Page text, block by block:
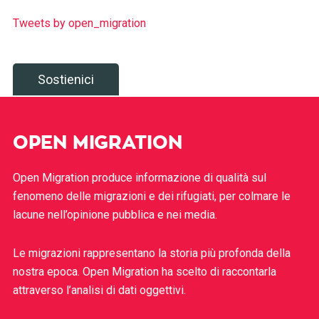
Tweets by open_migration
Sostienici
OPEN MIGRATION
Open Migration produce informazione di qualità sul
fenomeno delle migrazioni e dei rifugiati, per colmare le
lacune nell’opinione pubblica e nei media.
Le migrazioni rappresentano la storia più profonda della
nostra epoca. Open Migration ha scelto di raccontarla
attraverso l’analisi di dati oggettivi.